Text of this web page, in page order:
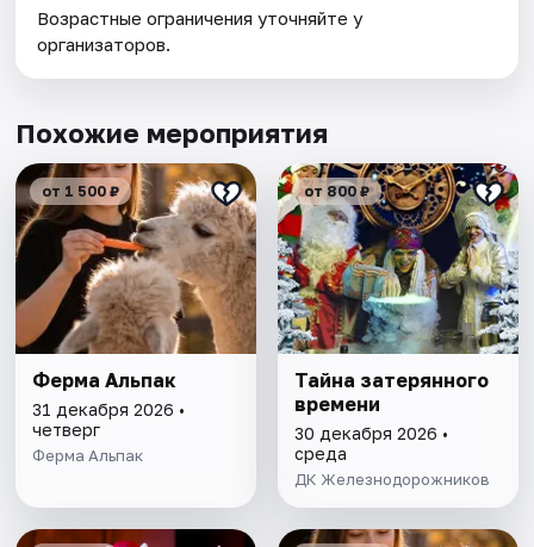
Возрастные ограничения уточняйте у
организаторов.
Похожие мероприятия
от 1 500 ₽
Ферма Альпак
31 декабря 2026 •
четверг
Ферма Альпак
от 800 ₽
Тайна затерянного
времени
30 декабря 2026 •
среда
ДК Железнодорожников